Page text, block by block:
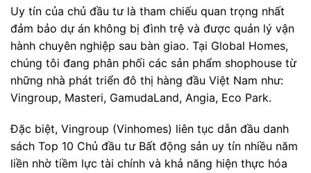
Uy tín của chủ đầu tư là tham chiếu quan trọng nhất
đảm bảo dự án không bị đình trệ và được quản lý vận
hành chuyên nghiệp sau bàn giao. Tại Global Homes,
chúng tôi đang phân phối các sản phẩm shophouse từ
những nhà phát triển đô thị hàng đầu Việt Nam như:
Vingroup, Masteri, GamudaLand, Angia, Eco Park.
Đặc biệt, Vingroup (Vinhomes) liên tục dẫn đầu danh
sách Top 10 Chủ đầu tư Bất động sản uy tín nhiều năm
liền nhờ tiềm lực tài chính và khả năng hiện thực hóa